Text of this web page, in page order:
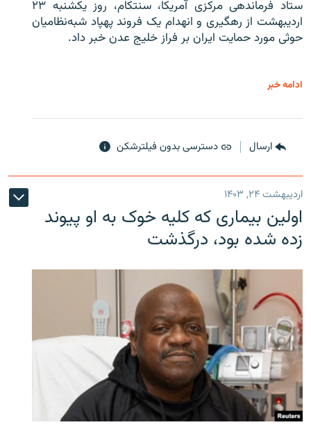
ستاد فرماندهی مرکزی آمریکا، سنتکام، روز یکشنبه ۲۳
اردیبهشت از رهگیری و انهدام یک فروند پهپاد شبه‌نظامیان
حوثی‌ مورد حمایت ایران بر فراز خلیج عدن خبر داد.
ادامه خبر
ارسال دسترسی بدون فیلترشکن
اردیبهشت ۲۴, ۱۴۰۳
اولین بیماری که کلیه خوک به او پیوند
زده شده بود، درگذشت